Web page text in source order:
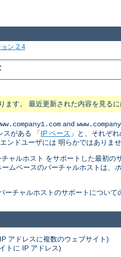
ン 2.4
す。 最近更新された内容を見るに
and
スがある 「IP ベース 」と、それぞ
ンドユーザには 明らかではありませ
ャルホスト をサポートした最初
ムベースのバーチャルホストは、
チャルホストのサポートについて
アドレスに複数のウェブサイト)
トに IP アドレス)